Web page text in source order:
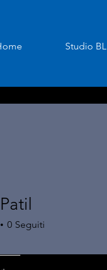
Studio BL
0 Seguiti